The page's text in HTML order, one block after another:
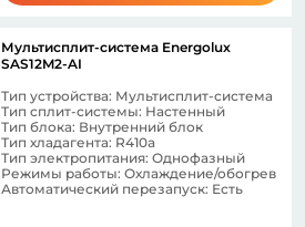
Мультисплит-система Energolux
SAS12M2-AI
Тип устройства: Мультисплит-система
Тип сплит-системы: Настенный
Тип блока: Внутренний блок
Тип хладагента: R410a
Тип электропитания: Однофазный
Режимы работы: Охлаждение/обогрев
Автоматический перезапуск: Есть